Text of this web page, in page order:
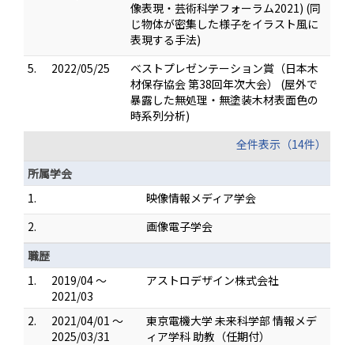
像表現・芸術科学フォーラム2021) (同
じ物体が密集した様子をイラスト風に
表現する手法)
5.
2022/05/25
ベストプレゼンテーション賞（日本木
材保存協会 第38回年次大会） (屋外で
暴露した無処理・無塗装木材表面色の
時系列分析)
全件表示（14件）
所属学会
1.
映像情報メディア学会
2.
画像電子学会
職歴
1.
2019/04 ～
2021/03
アストロデザイン株式会社
2.
2021/04/01 ～
2025/03/31
東京電機大学 未来科学部 情報メデ
ィア学科 助教（任期付）